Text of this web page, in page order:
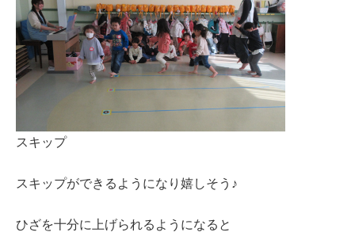
スキップ
スキップができるようになり嬉しそう♪
ひざを十分に上げられるようになると